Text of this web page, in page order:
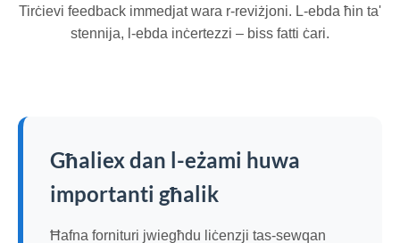
Tirċievi feedback immedjat wara r-reviżjoni. L-ebda ħin ta'
stennija, l-ebda inċertezzi – biss fatti ċari.
Għaliex dan l-eżami huwa
importanti għalik
Ħafna fornituri jwiegħdu liċenzji tas-sewqan